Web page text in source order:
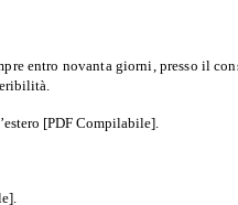
entro novanta giorni, presso il
[PDF Compilabile].